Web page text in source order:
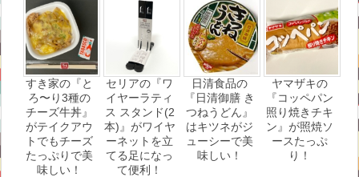
すき家の『と
ろ〜り3種の
チーズ牛丼』
がテイクアウ
トでもチーズ
たっぷりで美
味しい！
セリアの『ワ
イヤーラティ
ス スタンド(2
本)』がワイヤ
ーネットを立
てる足になっ
て便利！
日清食品の
『日清御膳 き
つねうどん』
はキツネがジ
ューシーで美
味しい！
ヤマザキの
『コッペパン
照り焼きチキ
ン』が照焼ソ
ースたっぷ
り！